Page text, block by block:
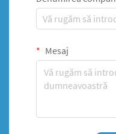
Mesaj